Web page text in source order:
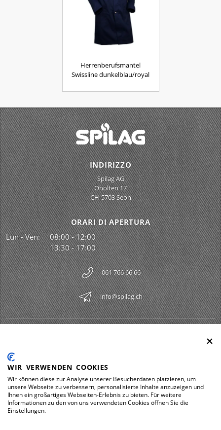
Herrenberufsmantel
Swissline dunkelblau/royal
INDIRIZZO
Spilag AG
Oholten 17
CH-5703 Seon
ORARI DI APERTURA
Lun - Ven:
08:00 - 12:00
13:30 - 17:00
061 766 66 66
info@spilag.ch
LEGAL
DOWNLOADS
WIR VERWENDEN COOKIES
Wir können diese zur Analyse unserer Besucherdaten platzieren, um
unsere Webseite zu verbessern, personalisierte Inhalte anzuzeigen und
Ihnen ein großartiges Webseiten-Erlebnis zu bieten. Für weitere
Informationen zu den von uns verwendeten Cookies öffnen Sie die
Einstellungen.